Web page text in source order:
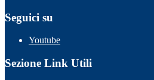
Seguici su
Youtube
Sezione Link Utili